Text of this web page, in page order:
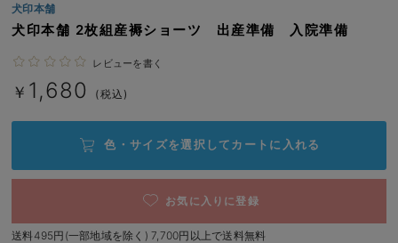
親子コーデ｜ママとベビーにおすすめ！
Gift Selection 出産祝い
ロンパースはいつからいつまで使う？選ぶポイントも解説！
保育園・入園準備特集
デロンギ
犬印本舗
犬印本舗 2枚組産褥ショーツ 出産準備 入院準備
レビューを書く
￥ 1,680 (税込)
色・サイズを選択して カートに入れる
お気に入りに登録
送料495円(一部地域を除く) 7,700円以上で送料無料